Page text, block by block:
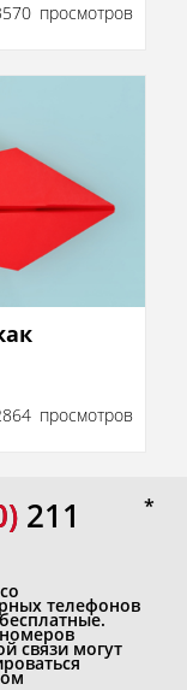
просмотров
просмотров
211
телефонов
связи могут